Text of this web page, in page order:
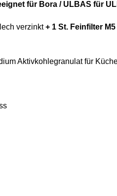
für Bora / ULBAS für
verzinkt+ 1 St. Feinfilter M5
Aktivkohlegranulat für